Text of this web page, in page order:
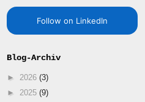
Follow on LinkedIn
Blog-Archiv
► 2026 (3)
► 2025 (9)